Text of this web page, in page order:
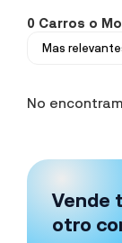
0 Carros o
No
Vende
otro